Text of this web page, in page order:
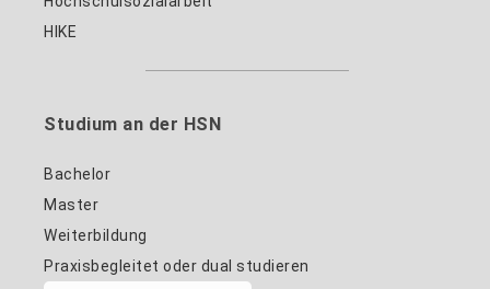
HIKE
Studium an der HSN
Bachelor
Master
Weiterbildung
Praxisbegleitet oder dual studieren